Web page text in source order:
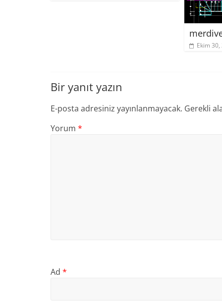
Ekim
Bir yanıt yazın
E-posta adresiniz yayınlanmayacak. Gerekli
Yorum *
Ad *